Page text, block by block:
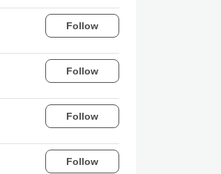
Follow
Follow
Follow
Follow